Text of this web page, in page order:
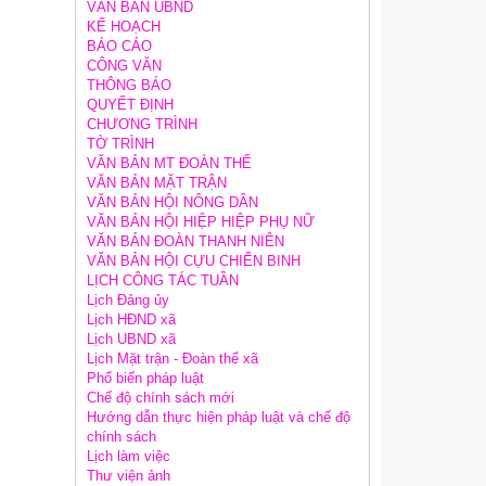
VĂN BẢN UBND
KẾ HOẠCH
BÁO CÁO
CÔNG VĂN
THÔNG BÁO
QUYẾT ĐỊNH
CHƯƠNG TRÌNH
TỜ TRÌNH
VĂN BẢN MT ĐOÀN THỂ
VĂN BẢN MẶT TRẬN
VĂN BẢN HỘI NÔNG DÂN
VĂN BẢN HỘI HIỆP HIỆP PHỤ NỮ
VĂN BẢN ĐOÀN THANH NIÊN
VĂN BẢN HỘI CỰU CHIẾN BINH
LỊCH CÔNG TÁC TUẦN
Lịch Đảng ủy
Lịch HĐND xã
Lịch UBND xã
Lịch Mặt trận - Đoàn thể xã
Phổ biến pháp luật
Chế độ chính sách mới
Hướng dẫn thực hiện pháp luật và chế độ
chính sách
Lịch làm việc
Thư viện ảnh